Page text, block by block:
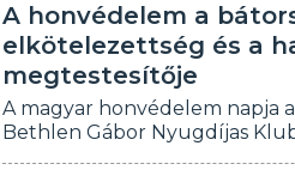
A honvédelem a
elkötelezettség és a
megtestesítője
A magyar honvédelem napja
Bethlen Gábor Nyugdíjas